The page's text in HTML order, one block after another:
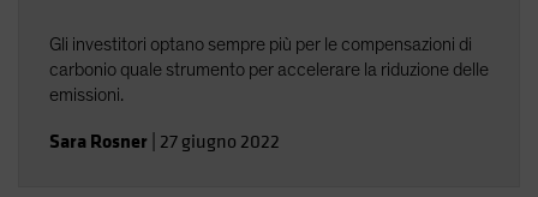
Gli investitori optano sempre più per le compensazioni di
carbonio quale strumento per accelerare la riduzione delle
emissioni.
Sara Rosner 27 giugno 2022